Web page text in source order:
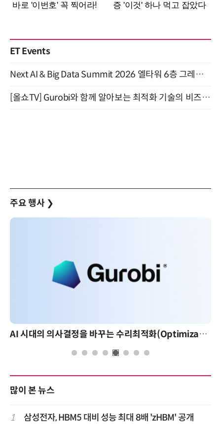
ET Events
Next AI & Big Data Summit 2026 엘타워 6층 그레이스홀 개최 (9/18)
[올쇼TV] Gurobi와 함께 알아보는 최적화 기술의 비즈니스 활용 (8월 20일 생방송)
주요 행사 ❯
AI 시대의 의사결정을 바꾸는 수리최적화(Optimization): 실제 산업 적용 사례와 활용 전략
많이 본 뉴스
1 삼성전자, HBM5 대비 성능 최대 8배 'zHBM' 공개